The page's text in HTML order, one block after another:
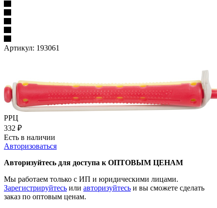
Артикул: 193061
РРЦ
332 ₽
Есть в наличии
Авторизоваться
Авторизуйтесь для доступа к ОПТОВЫМ ЦЕНАМ
Мы работаем только с ИП и юридическими лицами.
Зарегистрируйтесь или авторизуйтесь и вы сможете сделать
заказ по оптовым ценам.